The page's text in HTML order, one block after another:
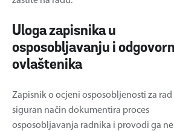
Uloga zapisnika u
osposobljavanju i
ovlaštenika
Zapisnik o ocjeni osposobljenosti za rad
siguran način dokumentira proces
osposobljavanja radnika i provodi ga